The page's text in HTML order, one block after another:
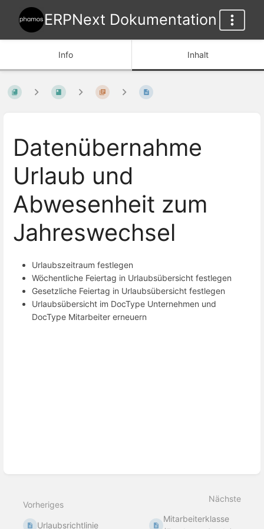
ERPNext Dokumentation
Info Inhalt
Datenübernahme
Urlaub und
Abwesenheit zum
Jahreswechsel
Urlaubszeitraum festlegen
Wöchentliche Feiertag in Urlaubsübersicht festlegen
Gesetzliche Feiertag in Urlaubsübersicht festlegen
Urlaubsübersicht im DocType Unternehmen und
DocType Mitarbeiter erneuern
Vorheriges
Urlaubsrichtlinie
Nächste
Mitarbeiterklasse